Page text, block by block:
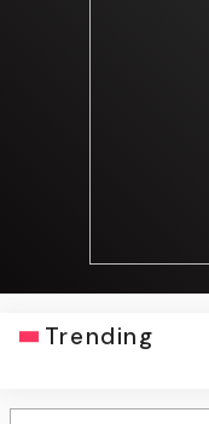
Trending